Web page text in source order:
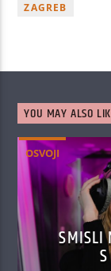
ZAGREB
YOU MAY ALSO
OSVOJI
SMISLI